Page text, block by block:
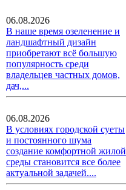
06.08.2026
В наше время озеленение и
ландшафтный дизайн
приобретают всё большую
популярность среди
владельцев частных домов,
дач,...
06.08.2026
В условиях городской суеты
и постоянного шума
создание комфортной жилой
среды становится все более
актуальной задачей....